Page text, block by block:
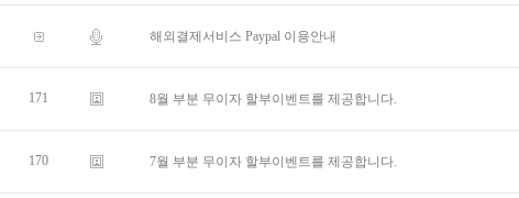
해외결제서비스 Paypal 이용안내
171 8월 부분 무이자 할부이벤트를 제공합니다.
170 7월 부분 무이자 할부이벤트를 제공합니다.